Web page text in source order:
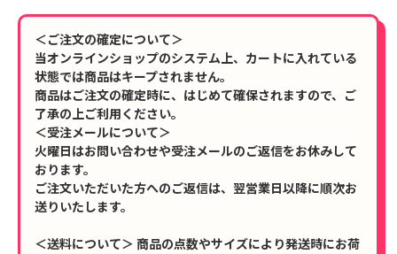
＜ご注文の確定について＞
当オンラインショップのシステム上、カートに入れている
状態では商品はキープされません。
商品はご注文の確定時に、はじめて確保されますので、ご
了承の上ご利用ください。
＜受注メールについて＞
火曜日はお問い合わせや受注メールのご返信をお休みして
おります。
ご注文いただいた方へのご返信は、翌営業日以降に順次お
送りいたします。
＜送料について＞ 商品の点数やサイズにより発送時にお荷